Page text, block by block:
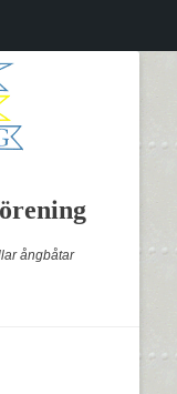
ångbåtar